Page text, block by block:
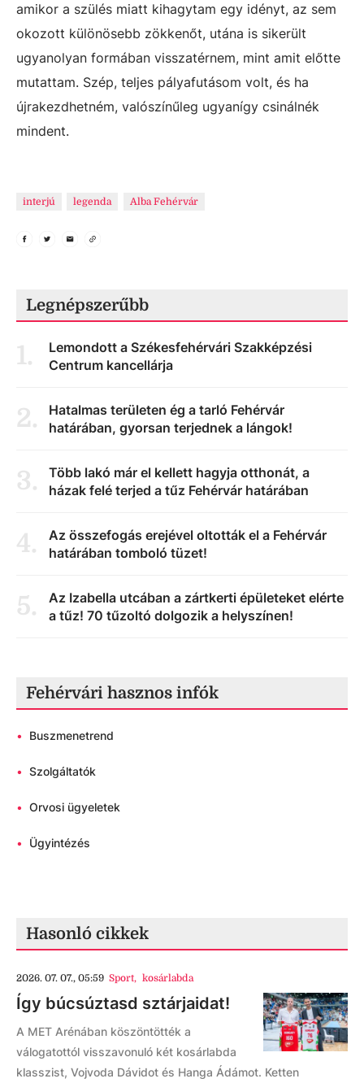
amikor a szülés miatt kihagytam egy idényt, az sem
okozott különösebb zökkenőt, utána is sikerült
ugyanolyan formában visszatérnem, mint amit előtte
mutattam. Szép, teljes pályafutásom volt, és ha
újrakezdhetném, valószínűleg ugyanígy csinálnék
mindent.
interjú legenda Alba Fehérvár
Legnépszerűbb
1.
Lemondott a Székesfehérvári Szakképzési
Centrum kancellárja
2.
Hatalmas területen ég a tarló Fehérvár
határában, gyorsan terjednek a lángok!
3.
Több lakó már el kellett hagyja otthonát, a
házak felé terjed a tűz Fehérvár határában
4.
Az összefogás erejével oltották el a Fehérvár
határában tomboló tüzet!
5.
Az Izabella utcában a zártkerti épületeket elérte
a tűz! 70 tűzoltó dolgozik a helyszínen!
Fehérvári hasznos infók
• Buszmenetrend
• Szolgáltatók
• Orvosi ügyeletek
• Ügyintézés
Hasonló cikkek
2026. 07. 07., 05:59 Sport, kosárlabda
Így búcsúztasd sztárjaidat!
A MET Arénában köszöntötték a
válogatottól visszavonuló két kosárlabda
klasszist, Vojvoda Dávidot és Hanga Ádámot. Ketten